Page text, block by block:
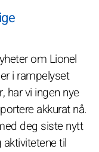
om Lionel
i rampelyset
har vi ingen nye
akkurat nå.
deg siste nytt
til